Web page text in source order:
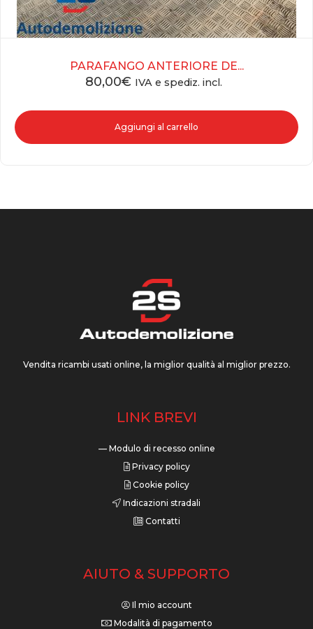
PARAFANGO ANTERIORE DE...
80,00€ IVA e spediz. incl.
Aggiungi al carrello
Vendita ricambi usati online, la miglior qualità al miglior prezzo.
LINK BREVI
— Modulo di recesso online
Privacy policy
Cookie policy
Indicazioni stradali
Contatti
AIUTO & SUPPORTO
Il mio account
Modalità di pagamento